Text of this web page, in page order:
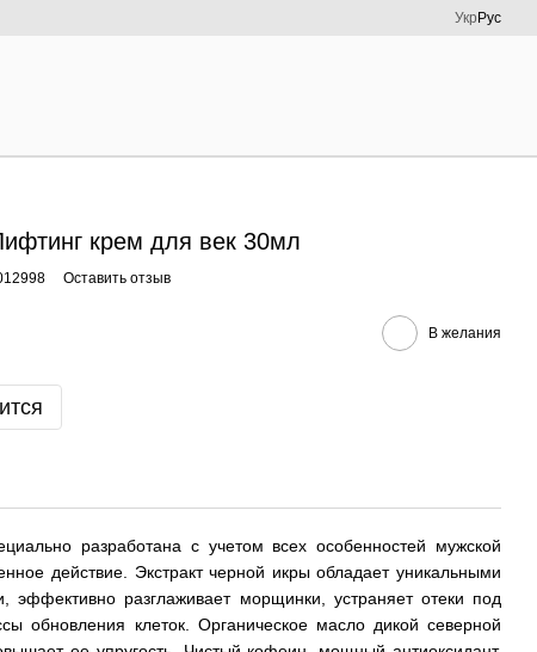
Укр Рус
крем для век 30мл
Оставить отзыв
В желания
разработана с учетом всех особенностей мужской
действие. Экстракт черной икры обладает уникальными
эффективно разглаживает морщинки, устраняет отеки под
обновления клеток. Органическое масло дикой северной